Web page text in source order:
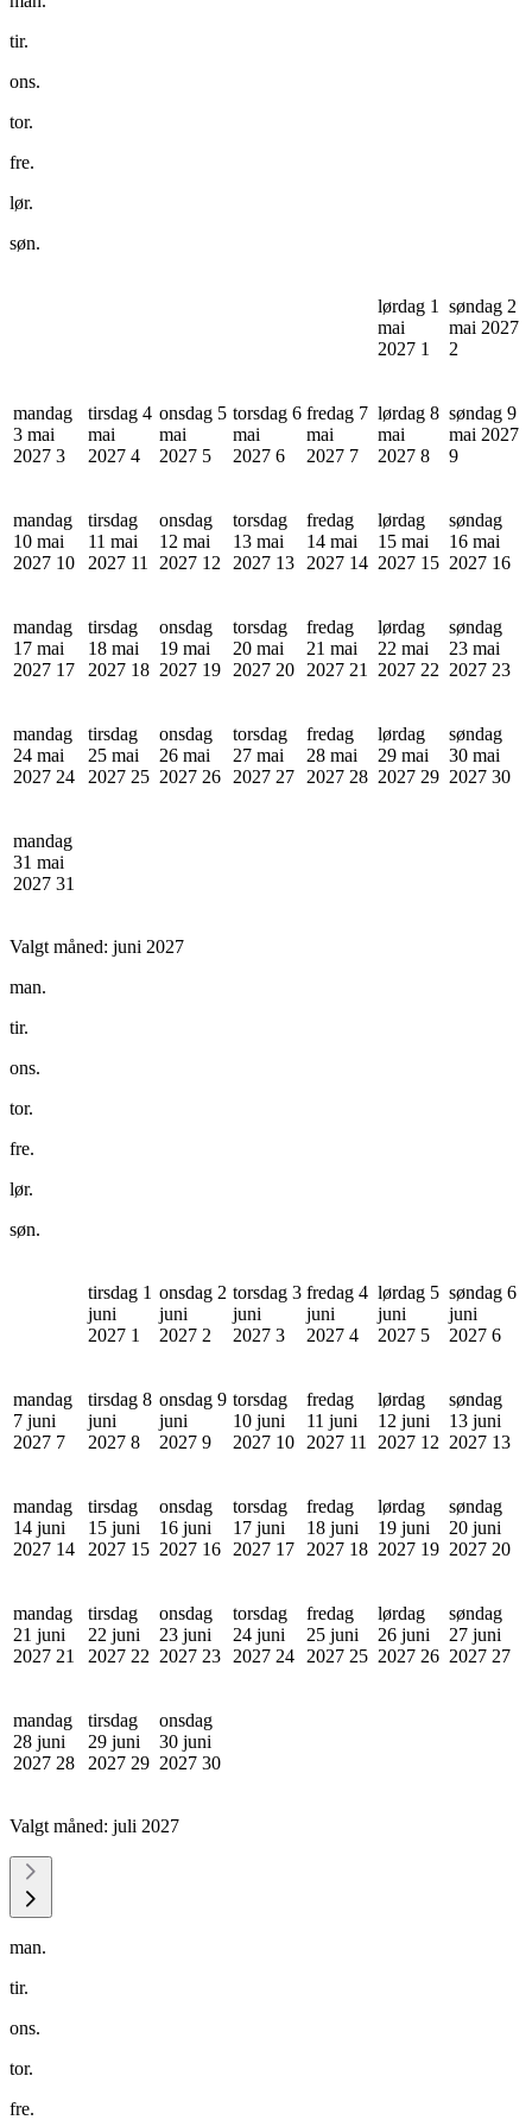
tir.
ons.
tor.
fre.
lør.
søn.
lørdag 1
mai
2027 1
søndag 2
mai 2027
2
mandag
3 mai
2027 3
tirsdag 4
mai
2027 4
onsdag 5
mai
2027 5
torsdag 6
mai
2027 6
fredag 7
mai
2027 7
lørdag 8
mai
2027 8
søndag 9
mai 2027
9
mandag
10 mai
2027 10
tirsdag
11 mai
2027 11
onsdag
12 mai
2027 12
torsdag
13 mai
2027 13
fredag
14 mai
2027 14
lørdag
15 mai
2027 15
søndag
16 mai
2027 16
mandag
17 mai
2027 17
tirsdag
18 mai
2027 18
onsdag
19 mai
2027 19
torsdag
20 mai
2027 20
fredag
21 mai
2027 21
lørdag
22 mai
2027 22
søndag
23 mai
2027 23
mandag
24 mai
2027 24
tirsdag
25 mai
2027 25
onsdag
26 mai
2027 26
torsdag
27 mai
2027 27
fredag
28 mai
2027 28
lørdag
29 mai
2027 29
søndag
30 mai
2027 30
mandag
31 mai
2027 31
Valgt måned: juni 2027
man.
tir.
ons.
tor.
fre.
lør.
søn.
tirsdag 1
juni
2027 1
onsdag 2
juni
2027 2
torsdag 3
juni
2027 3
fredag 4
juni
2027 4
lørdag 5
juni
2027 5
søndag 6
juni
2027 6
mandag
7 juni
2027 7
tirsdag 8
juni
2027 8
onsdag 9
juni
2027 9
torsdag
10 juni
2027 10
fredag
11 juni
2027 11
lørdag
12 juni
2027 12
søndag
13 juni
2027 13
mandag
14 juni
2027 14
tirsdag
15 juni
2027 15
onsdag
16 juni
2027 16
torsdag
17 juni
2027 17
fredag
18 juni
2027 18
lørdag
19 juni
2027 19
søndag
20 juni
2027 20
mandag
21 juni
2027 21
tirsdag
22 juni
2027 22
onsdag
23 juni
2027 23
torsdag
24 juni
2027 24
fredag
25 juni
2027 25
lørdag
26 juni
2027 26
søndag
27 juni
2027 27
mandag
28 juni
2027 28
tirsdag
29 juni
2027 29
onsdag
30 juni
2027 30
Valgt måned: juli 2027
man.
tir.
ons.
tor.
fre.